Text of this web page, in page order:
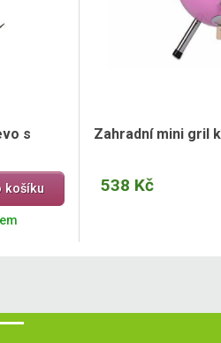
s
košíku
Zahradní mini gril
538 Kč